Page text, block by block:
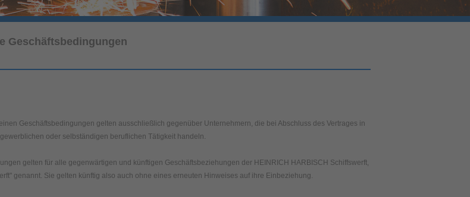
Geschäftsbedingungen
Geschäftsbedingungen gelten ausschließlich gegenüber Unternehmern, die bei Abschluss des Vertrages in
oder selbständigen beruflichen Tätigkeit handeln.
gelten für alle gegenwärtigen und künftigen Geschäftsbeziehungen der HEINRICH HARBISCH Schiffswerft,
genannt. Sie gelten künftig also auch ohne eines erneuten Hinweises auf ihre Einbeziehung.